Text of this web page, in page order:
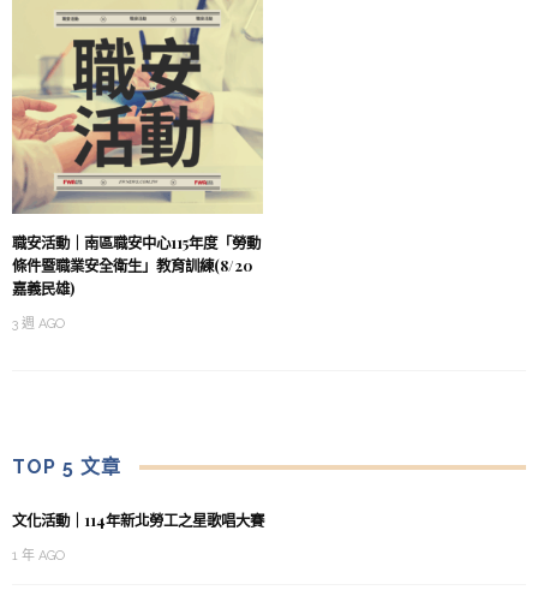
職安活動｜南區職安中心115年度「勞動
條件暨職業安全衛生」教育訓練(8/20
嘉義民雄)
3 週 AGO
TOP 5 文章
文化活動｜114年新北勞工之星歌唱大賽
1 年 AGO